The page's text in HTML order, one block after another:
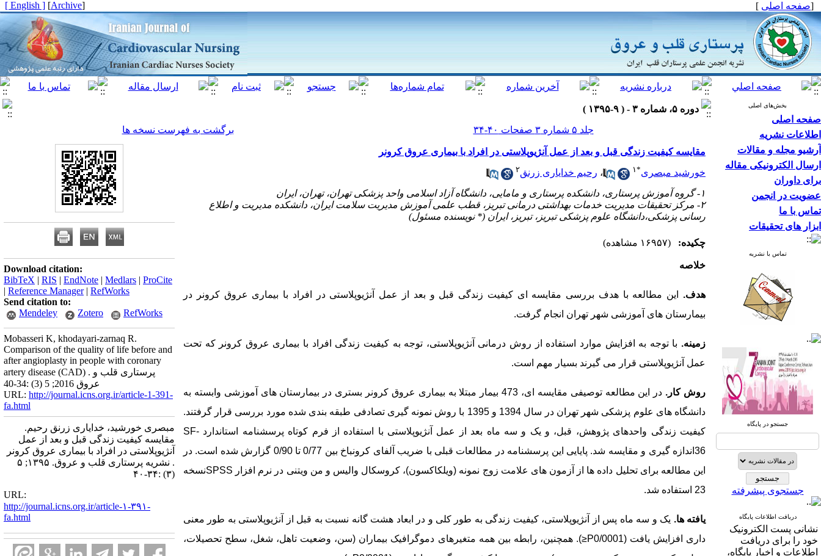
[صفحه اصلی ]
[
Archive
]
[ English ]
بخش‌های اصلی
صفحه اصلی
اطلاعات نشریه
آرشیو مجله و مقالات
ارسال الکترونیکی مقاله
برای داوران
عضویت در انجمن
تماس با ما
ابزار های تحقیقات
تماس با نشریه
صندوق پستی:
تلفاکس: 23922270-021
تلفن: 6-22663165-021
آدرس پایگاه الکترونیکی:
http://journal.icns.org.ir
آدرس‌ پست الکترونیکی انجمن:
info@icns.org.ir
آدرس پست الکترونیکی نشریه:
نشانی مجله: تهران، خیابان ولیعصر،
ابتدای بزرگراه نیایش، بیمارستان
جستجو در پایگاه
جستجوی پیشرفته
دریافت اطلاعات پایگاه
نشانی پست الکترونیک
خود را برای دریافت
اطلاعات و اخبار پایگاه،
دوره ۵، شماره ۳ - ( ۹-۱۳۹۵ )
جلد ۵ شماره ۳ صفحات ۴۰-۳۴
برگشت به فهرست نسخه ها
مقایسه کیفیت زندگی قبل و بعد از عمل آنژیوپلاستی در افراد با بیماری عروق کرونر
خورشید مبصری*۱ ، رحیم خدایاری زرنق۲
۱- گروه آموزش پرستاری، دانشکده پرستاری و مامایی، دانشگاه آزاد اسلامی واحد پزشکی تهران، تهران، ایران
۲- مرکز تحقیقات مدیریت خدمات بهداشتی درمانی تبریز، قطب علمی آموزش مدیریت سلامت ایران، دانشکده مدیریت و اطلاع
رسانی پزشکی،دانشگاه علوم پزشکی تبریز، تبریز، ایران (* نویسنده مسئول)
چکیده: (۱۶۹۵۷ مشاهده)
خلاصه
هدف. این مطالعه با هدف بررسی مقایسه ای کیفیت زندگی قبل و بعد از عمل آنژیوپلاستی در افراد با بیماری عروق کرونر در
بیمارستان های آموزشی شهر تهران انجام گرفت.
زمینه. با توجه به افزایش موارد استفاده از روش درمانی آنژیوپلاستی، توجه به کیفیت زندگی افراد با بیماری عروق کرونر که تحت
عمل آنژیوپلاستی قرار می گیرند بسیار مهم است.
روش کار.
در این مطالعه توصیفی مقایسه ای، 473 بیمار مبتلا به بیماری عروق کرونر بستری در بیمارستان های آموزشی وابسته به
دانشگاه های علوم پزشکی شهر تهران در سال 1394 و 1395 با روش نمونه گیری تصادفی طبقه بندی شده مورد بررسی قرار گرفتند.
کیفیت زندگی واحدهای پژوهش، قبل، و یک و سه ماه بعد از عمل آنژیوپلاستی با استفاده از فرم کوتاه پرسشنامه استاندارد SF-
36
اندازه گیری و مقایسه شد. پایایی این پرسشنامه در مطالعات قبلی با ضریب آلفای کرونباخ بین 0/77 تا 0/90 گزارش شده است. در
این مطالعه برای تحلیل داده ها از آزمون های علامت زوج نمونه (ویلکاکسون)، کروسکال والیس و من ویتنی در نرم افزار SPSSنسخه
23 استفاده شد.
یافته ها. یک و سه ماه پس از آنژیوپلاستی، کیفیت زندگی به طور کلی و در ابعاد هشت گانه نسبت به قبل از آنژیوپلاستی به طور معنی
داری افزایش یافت (0/0001
≥P
)
.همچنین، رابطه بین همه متغیرهای دموگرافیک بیماران (سن، وضعیت تاهل، شغل، سطح تحصیلات،
Download citation:
BibTeX | RIS | EndNote | Medlars | ProCite
| Reference Manager| RefWorks
Send citation to:
Mendeley
Zotero RefWorks
Mobasseri K, khodayari-zarnaq R.
Comparison of the quality of life before and
after angioplasty in people with coronary
artery disease (CAD) . پرستاری قلب و
عروق 2016; 5 (3) :34-40
URL: http://journal.icns.org.ir/article-1-391-
fa.html
مبصری خورشید، خدایاری زرنق رحیم.
مقایسه کیفیت زندگی قبل و بعد از عمل
آنژیوپلاستی در افراد با بیماری عروق کرونر
. نشریه پرستاری قلب و عروق. ۱۳۹۵; ۵
(۳) :۳۴-۴۰
URL:
http://journal.icns.org.ir/article-۱-۳۹۱-
fa.html